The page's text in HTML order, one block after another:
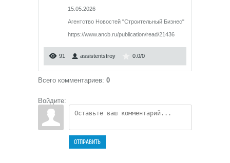
15.05.2026
Агентство Новостей "Строительный Бизнес"
https://www.ancb.ru/publication/read/21436
91 assistentstroy 0.0/0
Всего комментариев: 0
Войдите:
ОТПРАВИТЬ